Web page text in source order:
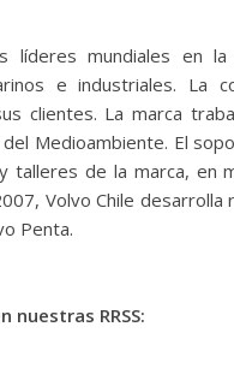
mundiales en la
e industriales. La
clientes. La marca
del Medioambiente. El
talleres de la marca, en
Volvo Chile
Penta.
nuestras RRSS: